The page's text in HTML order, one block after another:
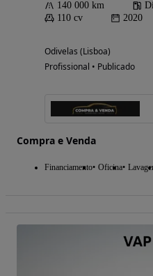
140 000 km
110 cv
2020
Odivelas (Lisboa)
Profissional • Publicado
Compra e Venda
Financiamento Oficina